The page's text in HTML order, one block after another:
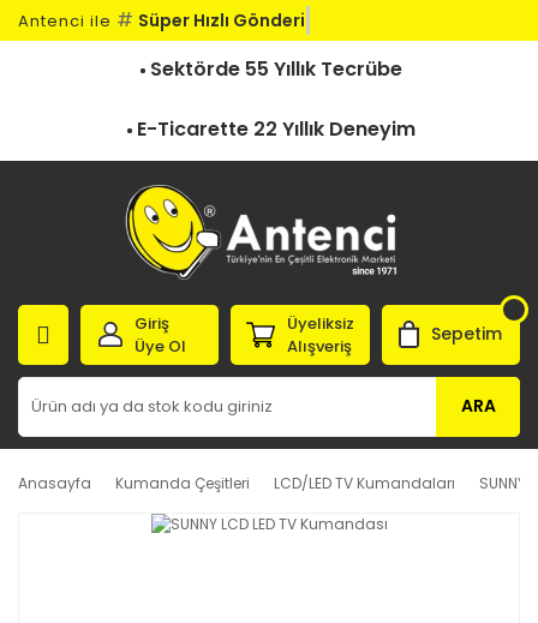
Antenci ile # Süper Hızlı Gönderi
Sektörde 55 Yıllık Tecrübe
E-Ticarette 22 Yıllık Deneyim
ARA
Giriş
Üye Ol
Üyeliksiz
Alışveriş
Sepetim
Anasayfa Kumanda Çeşitleri LCD/LED TV Kumandaları SUNNY